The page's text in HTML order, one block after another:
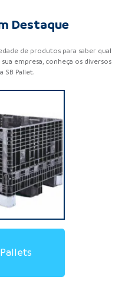
Destaque
de produtos para saber qual
empresa, conheça os diversos
SB Pallet.
PlásticoPallet
Pallets de
Pallets de
Racks
Madeira
Plástico